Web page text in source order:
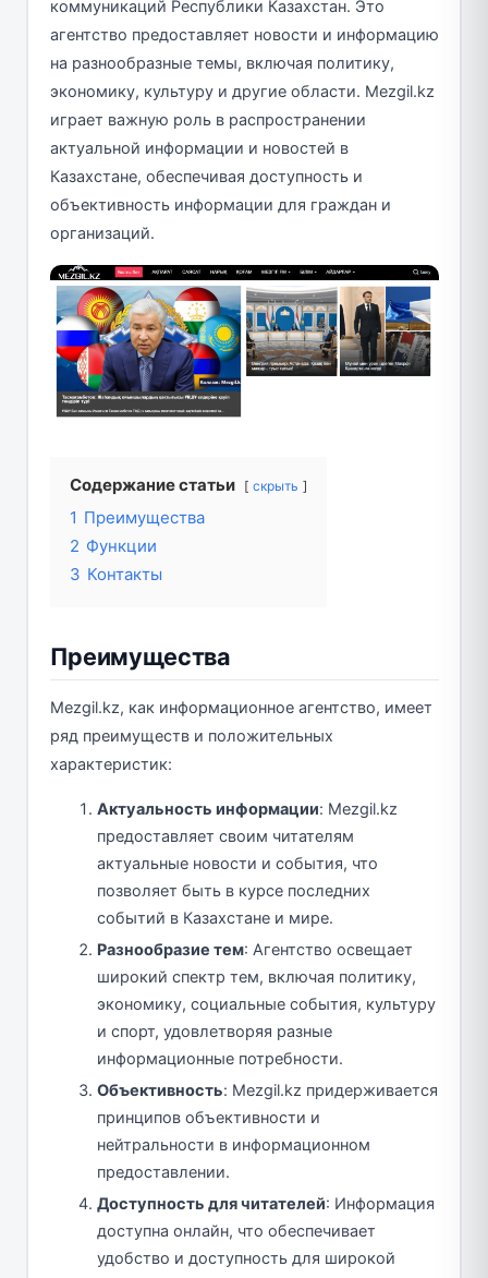
коммуникаций Республики Казахстан. Это
агентство предоставляет новости и информацию
на разнообразные темы, включая политику,
экономику, культуру и другие области. Mezgil.kz
играет важную роль в распространении
актуальной информации и новостей в
Казахстане, обеспечивая доступность и
объективность информации для граждан и
организаций.
Содержание статьи скрыть
1 Преимущества
2 Функции
3 Контакты
Преимущества
Mezgil.kz, как информационное агентство, имеет
ряд преимуществ и положительных
характеристик:
Актуальность информации: Mezgil.kz
предоставляет своим читателям
актуальные новости и события, что
позволяет быть в курсе последних
событий в Казахстане и мире.
Разнообразие тем: Агентство освещает
широкий спектр тем, включая политику,
экономику, социальные события, культуру
и спорт, удовлетворяя разные
информационные потребности.
Объективность: Mezgil.kz придерживается
принципов объективности и
нейтральности в информационном
предоставлении.
Доступность для читателей: Информация
доступна онлайн, что обеспечивает
удобство и доступность для широкой